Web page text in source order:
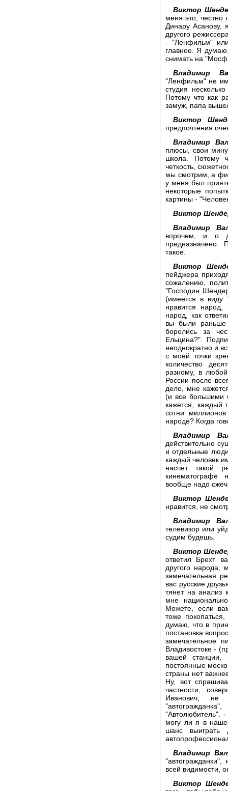
Виктор
меня это, честно
Динару Асанову,
другого
- "Ленфильм"
главное. Я
снимать на
Владимир
"Ленфильм" не
студия
Потому что как
замуж, папа
Виктор
предпочтения
Владимир
плюсы, свои
школа. Потому
четкость,
мы смотрим, а
у меня был
некоторые
картины -
Виктор
Владимир
впрочем, и о
предназначено.
такое.
Виктор
пейджера
сожалению,
"Господин
(имеется в
нравится
народ, как
вы были
боролись за
Ельцина?".
неоднократно и
с моей точки
количество
разному, в
России после
дело, мне
(и все
кажется, каждый
сотни
народе? Когда
Владимир
действительно
и отдельные
каждый человек
насчет такой
кинематографе
вообще надо
Виктор
нравится, не
Владимир
телевизор или
судим будешь.
Виктор
ответил Брехт
другого народа,
замечательная
вас русские
тянет на анализ
мне
Можете, если
тоже
думаю, что в
постановка
замечательное
Владивостоке -
вашей
постоянные
страны нет
Ну, вот
частности,
Иванович, не
"Автолюбитель".
могу ли я в
шанс
Владимир
всей видимости,
Виктор